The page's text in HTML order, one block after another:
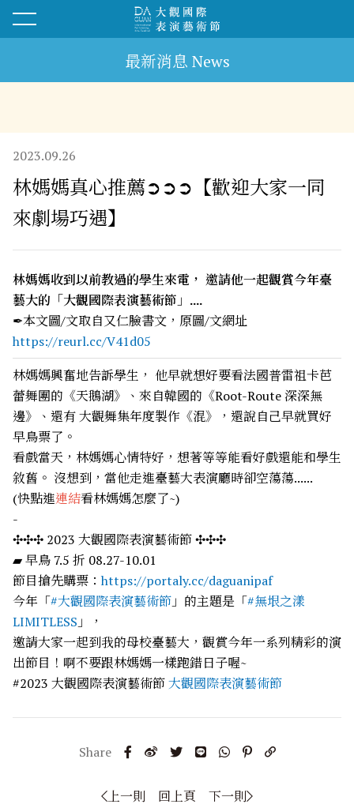
最新消息 News
2023.09.26
林媽媽真心推薦➲➲➲【歡迎大家一同
來劇場巧遇】
林媽媽收到以前教過的學生來電， 邀請他一起觀賞今年臺
藝大的「大觀國際表演藝術節」....
✒本文圖/文取自又仁臉書文，原圖/文網址
https://reurl.cc/V41d05
林媽媽興奮地告訴學生， 他早就想好要看法國普雷祖卡芭
蕾舞團的《天鵝湖》、來自韓國的《Root-Route 深深無
邊》、還有 大觀舞集年度製作《混》，還說自己早就買好
早鳥票了。
看戲當天，林媽媽心情特好，想著等等能看好戲還能和學生
敘舊。 沒想到，當他走進臺藝大表演廳時卻空蕩蕩......
(快點進連結看林媽媽怎麼了~)
-
✣✣✣ 2023 大觀國際表演藝術節 ✣✣✣
▰ 早鳥 7.5 折 08.27-10.01
節目搶先購票：https://portaly.cc/daguanipaf
今年「#大觀國際表演藝術節 」的主題是「#無垠之漾
LIMITLESS 」，
邀請大家一起到我的母校臺藝大，觀賞今年一系列精彩的演
出節目！啊不要跟林媽媽一樣跑錯日子喔~
#2023 大觀國際表演藝術節大觀國際表演藝術節
上一則 回上頁 下一則